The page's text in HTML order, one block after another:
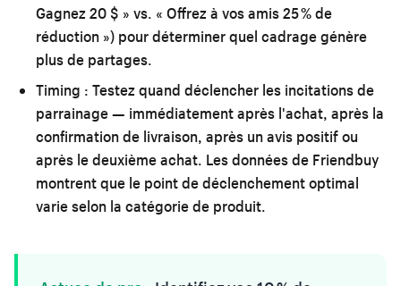
Gagnez 20 $ » vs. « Offrez à vos amis 25 % de
réduction ») pour déterminer quel cadrage génère
plus de partages.
Timing : Testez quand déclencher les incitations de
parrainage — immédiatement après l'achat, après la
confirmation de livraison, après un avis positif ou
après le deuxième achat. Les données de Friendbuy
montrent que le point de déclenchement optimal
varie selon la catégorie de produit.